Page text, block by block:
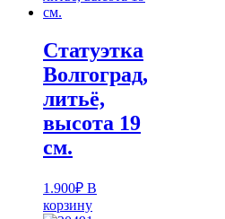
Статуэтка
Волгоград,
литьё,
высота 19
см.
1.900₽ В
корзину